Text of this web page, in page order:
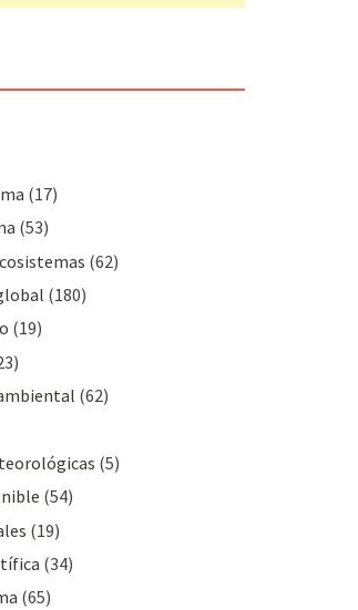
(17)
(53)
(62)
(180)
(19)
(62)
(5)
(54)
(19)
(34)
(65)